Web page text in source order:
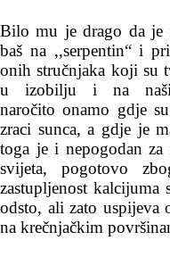
Bilo mu je drago da je
baš na ,,serpentin“ i
onih stručnjaka koji su
u izobilju i na
naročito onamo gdje
zraci sunca, a gdje je
toga je i nepogodan
svijeta, pogotovo
zastupljenost kalcijuma
odsto, ali zato uspijeva
na krečnjačkim